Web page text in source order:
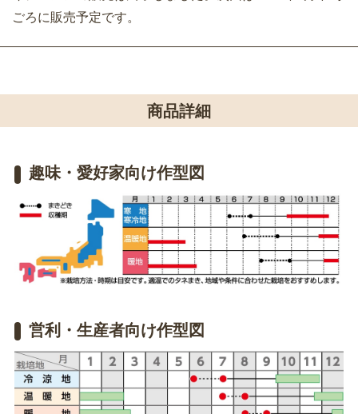
ごろに販売予定です。
商品詳細
趣味・愛好家向け作型図
営利・生産者向け作型図